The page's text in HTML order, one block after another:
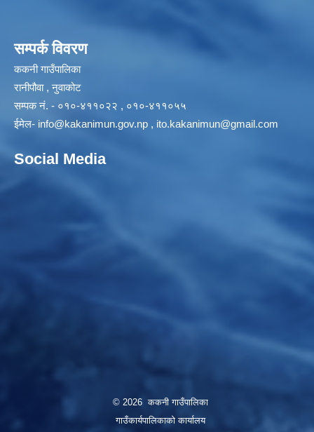
सम्पर्क विवरण
ककनी गाउँपालिका
रानीपौवा , नुवाकोट
सम्पक नं. - ०१०-४११०२२ , ०१०-४११०५५
ईमेल- info@kakanimun.gov.np , ito.kakanimun@gmail.com
Social Media
© 2026 ककनी गाउँपालिका
गाउँकार्यपालिकाको कार्यालय